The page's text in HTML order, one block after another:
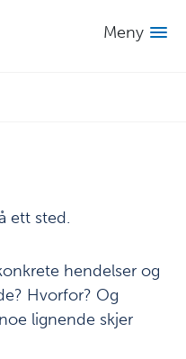
Meny
ett sted.
hendelser og
Hvorfor? Og
lignende skjer